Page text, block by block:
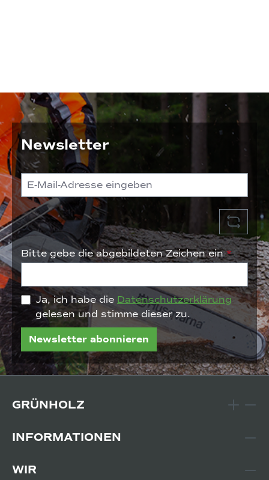
Newsletter
Bitte gebe die abgebildeten Zeichen ein*
Ja, ich habe die Datenschutzerklärung
gelesen und stimme dieser zu.
Newsletter abonnieren
GRÜNHOLZ
INFORMATIONEN
WIR